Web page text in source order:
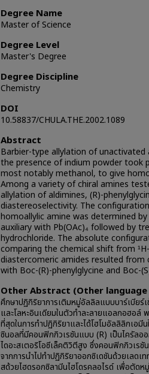
Degree Name
Master of Science
Degree Level
Master's Degree
Degree Discipline
Chemistry
DOI
10.58837/CHULA.THE.2002.1089
Abstract
Barbier-type allylation of unactivated
the presence of indium powder took
most notably methanol, to give
Among a variety of chiral amines
allylation of aldimines, (R)-
diastereoselectivity. The
homoallylic amine was determined
auxiliary with Pb(OAc)₄ followed by
hydrochloride. The absolute
comparing the chemical shift from
diastercomeric amides resulted
with Boc-(R)-phenylglycine and Boc-
Other Abstract (Other
ศึกษาปฏิกิริยาการเติมหมู่อัลลิลแบบบาร์เบียร์
และโลหะอินเดียมในตัวทำละลายแอลกอฮอล์
ที่สุดในการทำปฏิกิริยาและได้โฮโมอัลลิลิกเอ
ซินอลที่มีคอนฟิกกิวเรชันแบบ (R) เป็นไครัลอ
ไดอะสเตอริโอซีเล็คติวิตีสูง ซึ่งคอนฟิกกิวเรชั
จากการนำไปทำปฏิกิริยาออกซิเดชันด้วยเลดเ
สด้วยไฮดรอกซิลามีนไฮโดรคลอไรด์ เพื่อตัด